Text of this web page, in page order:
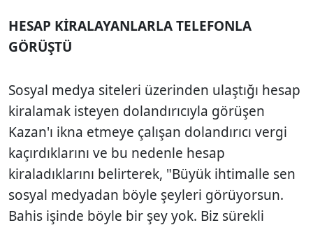
HESAP KİRALAYANLARLA TELEFONLA
GÖRÜŞTÜ
Sosyal medya siteleri üzerinden ulaştığı hesap
kiralamak isteyen dolandırıcıyla görüşen
Kazan'ı ikna etmeye çalışan dolandırıcı vergi
kaçırdıklarını ve bu nedenle hesap
kiraladıklarını belirterek, "Büyük ihtimalle sen
sosyal medyadan böyle şeyleri görüyorsun.
Bahis işinde böyle bir şey yok. Biz sürekli